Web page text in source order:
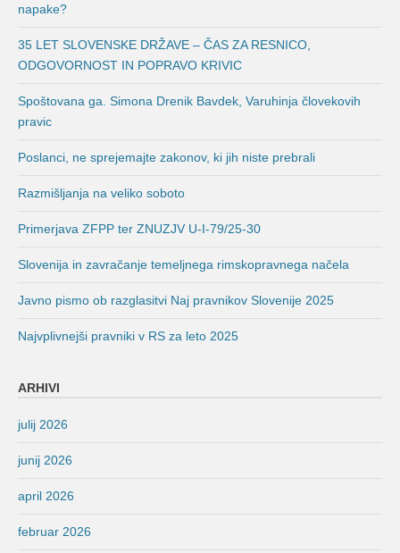
napake?
35 LET SLOVENSKE DRŽAVE – ČAS ZA RESNICO,
ODGOVORNOST IN POPRAVO KRIVIC
Spoštovana ga. Simona Drenik Bavdek, Varuhinja človekovih
pravic
Poslanci, ne sprejemajte zakonov, ki jih niste prebrali
Razmišljanja na veliko soboto
Primerjava ZFPP ter ZNUZJV U-I-79/25-30
Slovenija in zavračanje temeljnega rimskopravnega načela
Javno pismo ob razglasitvi Naj pravnikov Slovenije 2025
Najvplivnejši pravniki v RS za leto 2025
ARHIVI
julij 2026
junij 2026
april 2026
februar 2026